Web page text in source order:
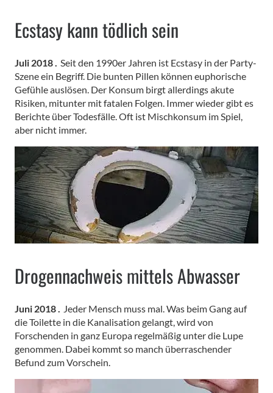
Ecstasy kann tödlich sein
Juli 2018 . Seit den 1990er Jahren ist Ecstasy in der Party-
Szene ein Begriff. Die bunten Pillen können euphorische
Gefühle auslösen. Der Konsum birgt allerdings akute
Risiken, mitunter mit fatalen Folgen. Immer wieder gibt es
Berichte über Todesfälle. Oft ist Mischkonsum im Spiel,
aber nicht immer.
Drogennachweis mittels Abwasser
Juni 2018 . Jeder Mensch muss mal. Was beim Gang auf
die Toilette in die Kanalisation gelangt, wird von
Forschenden in ganz Europa regelmäßig unter die Lupe
genommen. Dabei kommt so manch überraschender
Befund zum Vorschein.